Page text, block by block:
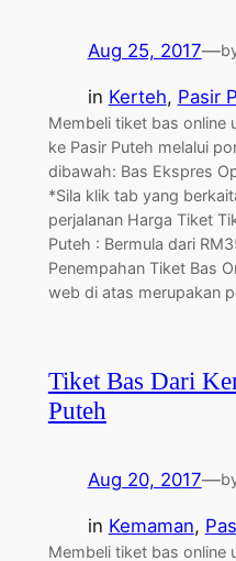
Aug 25, 2017—
in Kerteh, Pasir
Membeli tiket bas online
ke Pasir Puteh melalui
dibawah: Bas Ekspres
*Sila klik tab yang
perjalanan Harga Tiket
Puteh : Bermula dari
Penempahan Tiket Bas
web di atas merupakan
Tiket Bas Dari
Puteh
Aug 20, 2017—
in Kemaman,
Membeli tiket bas online